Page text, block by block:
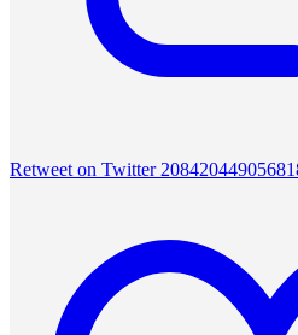
Retweet on Twitter